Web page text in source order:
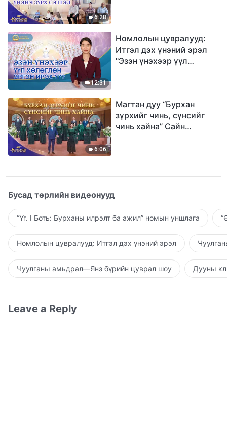
6:28
12:31
Номлолын цувралууд:
Итгэл дэх үнэний эрэл
"Эзэн үнэхээр үүл
6:06
Магтан дуу “Бурхан
зүрхийг чинь, сүнсийг
чинь хайна” Сайн
Бусад төрлийн видеонууд
“Үг. I Боть: Бурханы илрэлт ба ажил” номын уншлага
Номлолын цувралууд: Итгэл дэх үнэний эрэл
Чуулганы амьдрал—Янз бүрийн цуврал шоу Дууны
Leave a Reply